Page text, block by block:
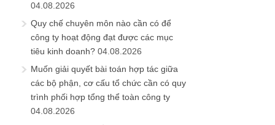
04.08.2026
Quy chế chuyên môn nào cần có để
công ty hoạt động đạt được các mục
tiêu kinh doanh? 04.08.2026
Muốn giải quyết bài toán hợp tác giữa
các bộ phận, cơ cấu tổ chức cần có quy
trình phối hợp tổng thể toàn công ty
04.08.2026